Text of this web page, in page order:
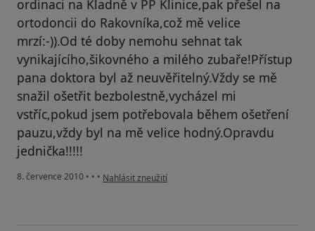
ordinaci na Kladně v PP Klinice,pak přešel na
ortodoncii do Rakovníka,což mě velice
mrzí:-)).Od té doby nemohu sehnat tak
vynikajícího,šikovného a milého zubaře!Přístup
pana doktora byl až neuvěřitelný.Vždy se mě
snažil ošetřit bezbolestně,vycházel mi
vstříc,pokud jsem potřebovala během ošetření
pauzu,vždy byl na mě velice hodný.Opravdu
jednička!!!!!
8. července 2010 • • • podle názoru uživatele Váš účet byl odstraněn
Nahlásit zneužití